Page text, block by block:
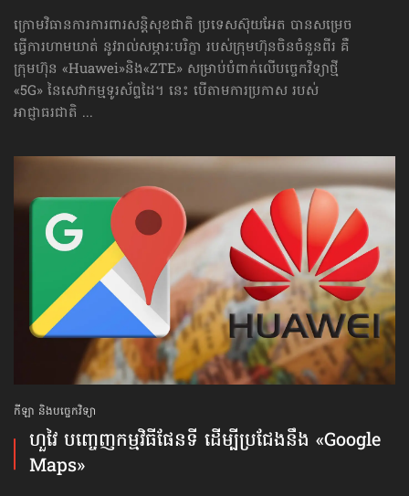
ក្រោមវិធានការការពារសន្តិសុខជាតិ ប្រទេសស៊ុយអែត បានសម្រេច
ធ្វើការហាមឃាត់ នូវរាល់សម្ភារៈបរិក្ខា របស់ក្រុមហ៊ុនចិនចំនួនពីរ គឺ
ក្រុមហ៊ុន «Huawei»​និង«ZTE» សម្រាប់បំពាក់​លើបច្ចេកវិទ្យាថ្មី
«5G» នៃសេវាកម្មទូរស័ព្ទដៃ។ នេះ បើតាមការប្រកាស របស់
អាជ្ញាធរជាតិ ...
កីឡា និងបច្ចេកវិទ្យា
ហួវៃ បញ្ចេញ​កម្មវិធី​ផែនទី ដើម្បី​ប្រជែង​នឹង «Google
Maps»